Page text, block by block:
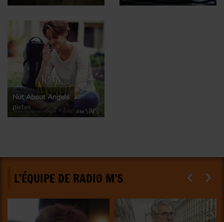
Not About Angels
pistes
L'ÉQUIPE DE RADIO M'S